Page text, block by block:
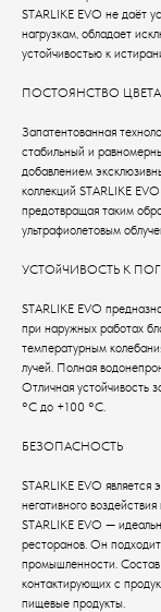
STARLIKE EVO не даёт
нагрузкам, обладает
устойчивостью к
ПОСТОЯНСТВО ЦВЕТА
Запатентованная
стабильный и
добавлением
коллекций STARLIKE
предотвращая таким
ультрафиолетовым
УСТОйЧИВОСТЬ К
STARLIKE EVO
при наружных работах
температурным
лучей. Полная
Отличная устойчивость
°С до +100 °С.
БЕЗОПАСНОСТЬ
STARLIKE EVO
негативного
STARLIKE EVO —
ресторанов. Он
промышленности.
контактирующих с
пищевые продукты.